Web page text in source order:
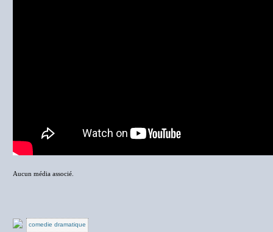
Aucun média associé.
comedie dramatique